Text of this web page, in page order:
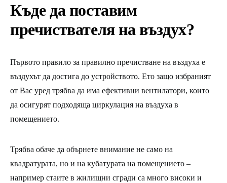
Къде да поставим
пречиствателя на въздух?
Първото правило за правилно пречистване на въздуха е
въздухът да достига до устройството. Ето защо избраният
от Вас уред трябва да има ефективни вентилатори, които
да осигурят подходяща циркулация на въздуха в
помещението.
Трябва обаче да обърнете внимание не само на
квадратурата, но и на кубатурата на помещението –
например стаите в жилищни сгради са много високи и